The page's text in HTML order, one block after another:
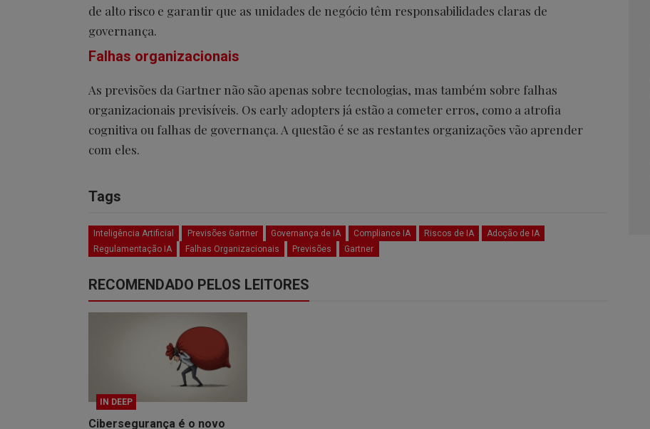
de alto risco e garantir que as unidades de negócio têm responsabilidades claras de
governança.
Falhas organizacionais
As previsões da Gartner não são apenas sobre tecnologias, mas também sobre falhas
organizacionais previsíveis. Os early adopters já estão a cometer erros, como a atrofia
cognitiva ou falhas de governança. A questão é se as restantes organizações vão aprender
com eles.
Tags
Inteligência Artificial Previsões Gartner Governança de IA Compliance IA Riscos de IA
Adoção de IA
Regulamentação IA
Falhas Organizacionais Previsões Gartner
RECOMENDADO PELOS LEITORES
IN DEEP
Cibersegurança é o novo